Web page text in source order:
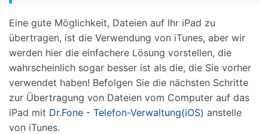
Eine gute Möglichkeit, Dateien auf Ihr iPad zu
übertragen, ist die Verwendung von iTunes, aber wir
werden hier die einfachere Lösung vorstellen, die
wahrscheinlich sogar besser ist als die, die Sie vorher
verwendet haben! Befolgen Sie die nächsten Schritte
zur Übertragung von Dateien vom Computer auf das
iPad mit Dr.Fone - Telefon-Verwaltung(iOS) anstelle
von iTunes.